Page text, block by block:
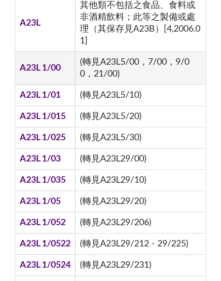
A23L
其他類不包括之食品、食料或
非酒精飲料；此等之製備或處
理（其保存見A23B）[4,2006.0
1]
A23L 1/00
(轉見A23L5/00，7/00，9/0
0，21/00)
A23L 1/01 (轉見A23L5/10)
A23L 1/015 (轉見A23L5/20)
A23L 1/025 (轉見A23L5/30)
A23L 1/03 (轉見A23L29/00)
A23L 1/035 (轉見A23L29/10)
A23L 1/05 (轉見A23L29/20)
A23L 1/052 (轉見A23L29/206)
A23L 1/0522 (轉見A23L29/212 - 29/225)
A23L 1/0524 (轉見A23L29/231)